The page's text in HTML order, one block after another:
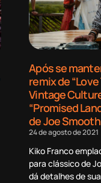
Após se
remix de
Vintage
“Promised
de Joe Smooth
24 de agosto de 2021
Kiko Franco
para clássico de
dá detalhes de